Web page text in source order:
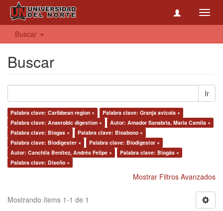
Buscar
Buscar
Ir
Palabra clave: Caribbean region ×
Palabra clave: Granja avícola ×
Palabra clave: Anaerobic digestion ×
Autor: Amador Sanabria, Maria Camila ×
Palabra clave: Biogas ×
Palabra clave: Bioabono ×
Palabra clave: Biodigester ×
Palabra clave: Biodigestor ×
Autor: Canchila Benítez, Andrés Felipe ×
Palabra clave: Biogás ×
Palabra clave: Diseño ×
Mostrar Filtros Avanzados
Mostrando ítems 1-1 de 1